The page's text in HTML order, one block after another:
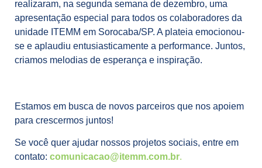
realizaram, na segunda semana de dezembro, uma
apresentação especial para todos os colaboradores da
unidade ITEMM em Sorocaba/SP. A plateia emocionou-
se e aplaudiu entusiasticamente a performance. Juntos,
criamos melodias de esperança e inspiração.
Estamos em busca de novos parceiros que nos apoiem
para crescermos juntos!
Se você quer ajudar nossos projetos sociais, entre em
contato: comunicacao@itemm.com.br.